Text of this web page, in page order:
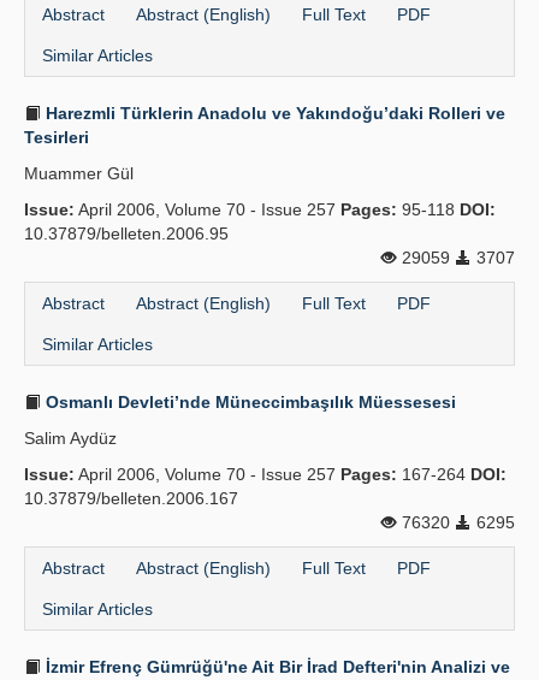
Abstract Abstract (English) Full Text PDF
Similar Articles
Harezmli Türklerin Anadolu ve Yakındoğu’daki Rolleri ve
Tesirleri
Muammer Gül
Issue: April 2006, Volume 70 - Issue 257 Pages: 95-118 DOI:
10.37879/belleten.2006.95
29059
3707
Abstract Abstract (English) Full Text PDF
Similar Articles
Osmanlı Devleti’nde Müneccimbaşılık Müessesesi
Salim Aydüz
Issue: April 2006, Volume 70 - Issue 257 Pages: 167-264 DOI:
10.37879/belleten.2006.167
76320
6295
Abstract Abstract (English) Full Text PDF
Similar Articles
İzmir Efrenç Gümrüğü'ne Ait Bir İrad Defteri'nin Analizi ve